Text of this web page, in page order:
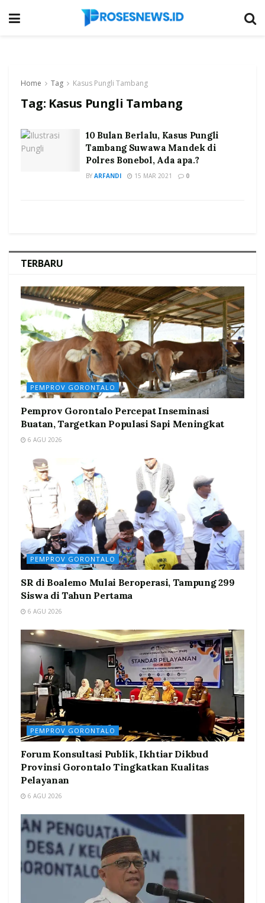
Home Tag Kasus Pungli Tambang
Tag: Kasus Pungli Tambang
10 Bulan Berlalu, Kasus Pungli
Tambang Suwawa Mandek di
Polres Bonebol, Ada apa.?
BY ARFANDI 15 MAR 2021 0
TERBARU
PEMPROV GORONTALO
Pemprov Gorontalo Percepat Inseminasi
Buatan, Targetkan Populasi Sapi Meningkat
6 AGU 2026
PEMPROV GORONTALO
SR di Boalemo Mulai Beroperasi, Tampung 299
Siswa di Tahun Pertama
6 AGU 2026
PEMPROV GORONTALO
Forum Konsultasi Publik, Ikhtiar Dikbud
Provinsi Gorontalo Tingkatkan Kualitas
Pelayanan
6 AGU 2026